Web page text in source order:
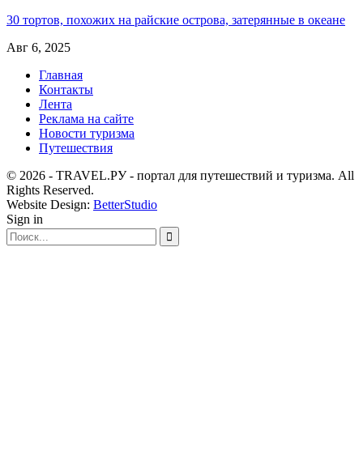
30 тортов, похожих на райские острова, затерянные в океане
Авг 6, 2025
Главная
Контакты
Лента
Реклама на сайте
Новости туризма
Путешествия
© 2026 - TRAVEL.РУ - портал для путешествий и туризма. All
Rights Reserved.
Website Design: BetterStudio
Sign in